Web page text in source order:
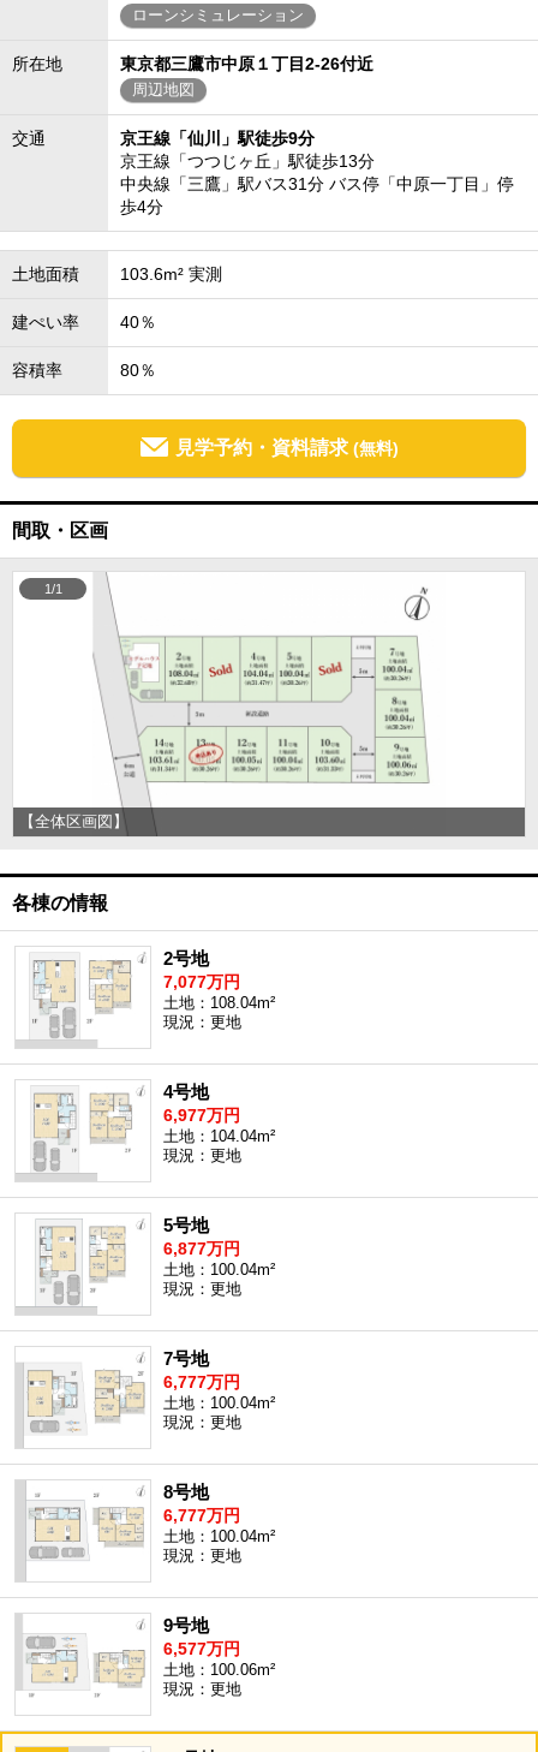
ローンシミュレーション
所在地 東京都三鷹市中原１丁目2-26付近
周辺地図
交通
京王線「仙川」駅徒歩9分
京王線「つつじヶ丘」駅徒歩13分
中央線「三鷹」駅バス31分 バス停「中原一丁目」停
歩4分
土地面積 103.6m² 実測
建ぺい率 40％
容積率 80％
見学予約・資料請求 (無料)
間取・区画
【全体区画図】
1/1
各棟の情報
2号地
7,077万円
土地：108.04m²
現況：更地
4号地
6,977万円
土地：104.04m²
現況：更地
5号地
6,877万円
土地：100.04m²
現況：更地
7号地
6,777万円
土地：100.04m²
現況：更地
8号地
6,777万円
土地：100.04m²
現況：更地
9号地
6,577万円
土地：100.06m²
現況：更地